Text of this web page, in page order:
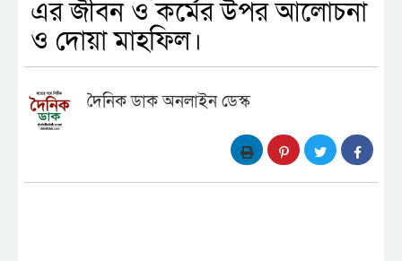
এর জীবন ও কর্মের উপর আলোচনা
ও দোয়া মাহফিল।
দৈনিক ডাক অনলাইন ডেস্ক